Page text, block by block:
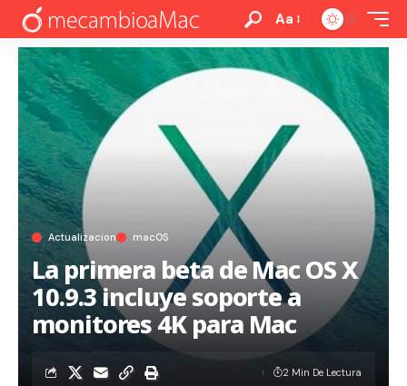
Aa
Actualizacion macOS
La primera beta de Mac OS X
10.9.3 incluye soporte a
monitores 4K para Mac
2 Min De Lectura